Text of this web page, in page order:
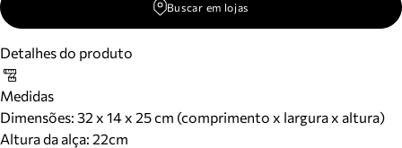
Buscar em lojas
Detalhes do produto
Medidas
Dimensões: 32 x 14 x 25 cm (comprimento x largura x altura)
Altura da alça: 22cm